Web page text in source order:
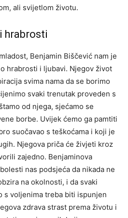
ali svijetlom životu.
hrabrosti
Benjamin Biščević nam je
hrabrosti i ljubavi. Njegov život
svima nama da se borimo
svaki trenutak proveden s
od njega, sjećamo se
borbe. Uvijek ćemo ga pamtiti
suočavao s teškoćama i koji je
Njegova priča će živjeti kroz
zajedno. Benjaminova
nas podsjeća da nikada ne
na okolnosti, i da svaki
s voljenima treba biti ispunjen
zdrava strast prema životu i